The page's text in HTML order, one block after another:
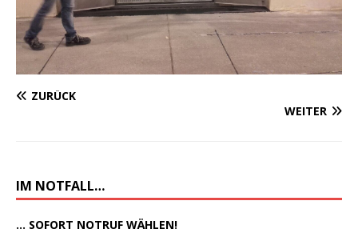
ZURÜCK
WEITER
IM NOTFALL…
... SOFORT NOTRUF WÄHLEN!